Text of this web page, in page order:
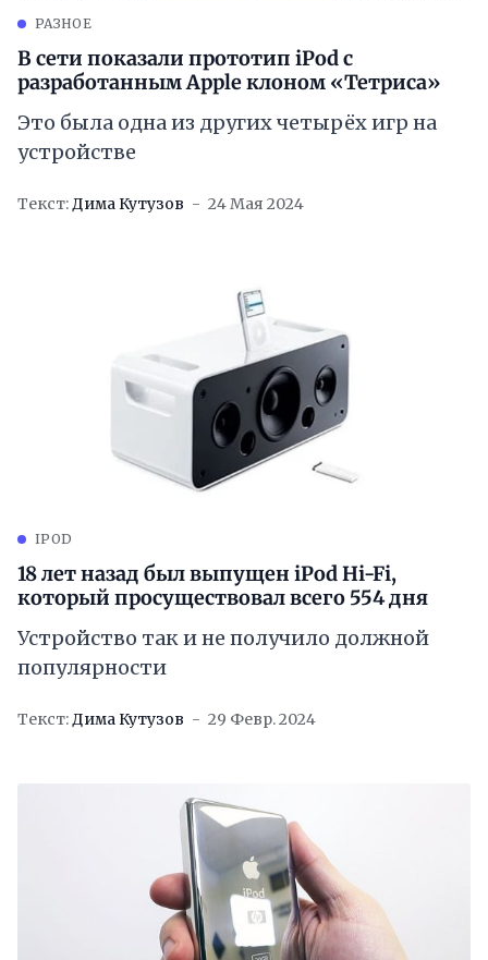
РАЗНОЕ
В сети показали прототип iPod с
разработанным Apple клоном «Тетриса»
Это была одна из других четырёх игр на
устройстве
Текст:Дима Кутузов 24 Мая 2024
IPOD
18 лет назад был выпущен iPod Hi-Fi,
который просуществовал всего 554 дня
Устройство так и не получило должной
популярности
Текст:Дима Кутузов 29 Февр. 2024